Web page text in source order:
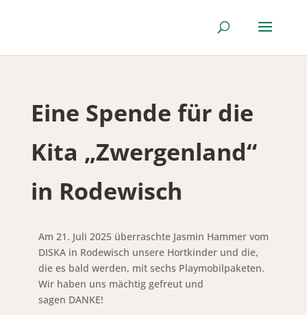
Eine Spende für die
Kita „Zwergenland“
in Rodewisch
Am 21. Juli 2025 überraschte Jasmin Hammer vom
DISKA in Rodewisch unsere Hortkinder und die,
die es bald werden, mit sechs Playmobilpaketen.
Wir haben uns mächtig gefreut und
sagen DANKE!